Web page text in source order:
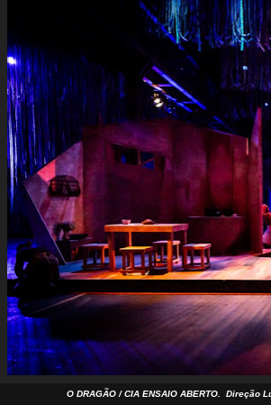
O DRAGÃO / CIA ENSAIO ABERTO. Direção